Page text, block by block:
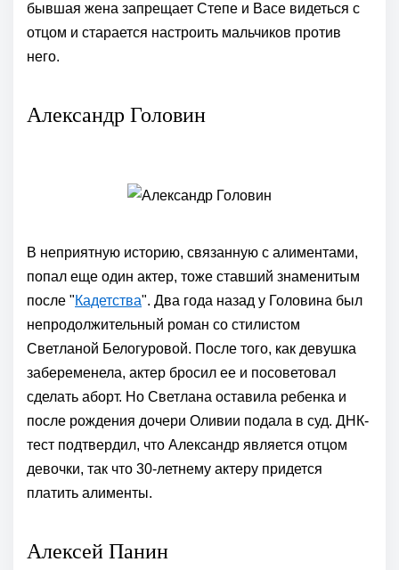
бывшая жена запрещает Степе и Васе видеться с
отцом и старается настроить мальчиков против
него.
Александр Головин
В неприятную историю, связанную с алиментами,
попал еще один актер, тоже ставший знаменитым
после "Кадетства". Два года назад у Головина был
непродолжительный роман со стилистом
Светланой Белогуровой. После того, как девушка
забеременела, актер бросил ее и посоветовал
сделать аборт. Но Светлана оставила ребенка и
после рождения дочери Оливии подала в суд. ДНК-
тест подтвердил, что Александр является отцом
девочки, так что 30-летнему актеру придется
платить алименты.
Алексей Панин